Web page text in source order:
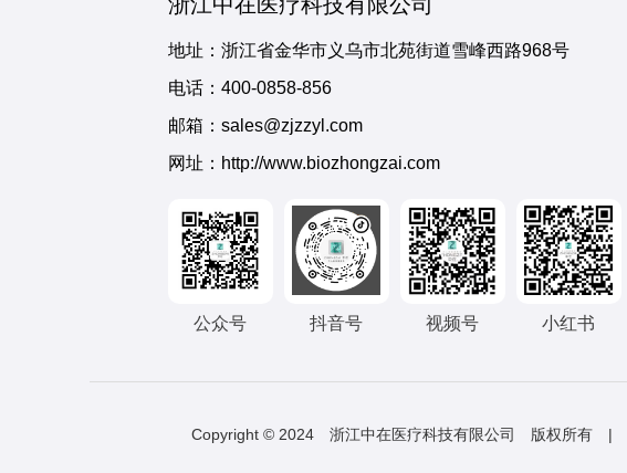
地址：浙江省金华市义乌市北苑街道雪峰西路968号
电话： 400-0858-856
邮箱：sales@zjzzyl.com
网址：http://www.biozhongzai.com
公众号 抖音号 视频号 小红书
Copyright © 2024 浙江中在医疗科技有限公司 版权所有 |